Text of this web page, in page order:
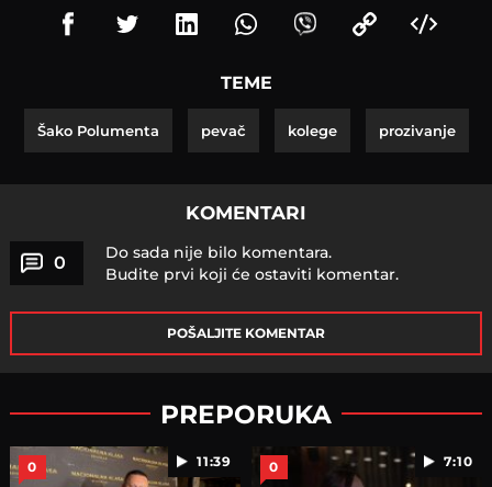
TEME
Šako Polumenta pevač kolege prozivanje
KOMENTARI
0
Do sada nije bilo komentara.
Budite prvi koji će ostaviti komentar.
POŠALJITE KOMENTAR
PREPORUKA
11:39
0 7:10
0